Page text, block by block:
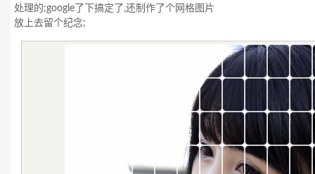
处理的;google了下搞定了,还制作了个网格图片
放上去留个纪念;